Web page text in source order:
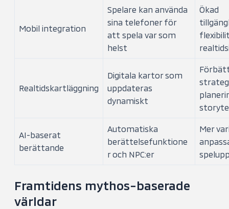
Mobil integration
Spelare kan använda
sina telefoner för
att spela var som
helst
Ökad
Realtidskartläggning
Digitala kartor som
uppdateras
dynamiskt
AI-baserat
berättande
Automatiska
berättelsefunktione
r och NPC:er
Mer
Framtidens mythos-baserade
världar